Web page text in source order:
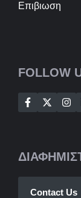
Επιβιωση
FOLLOW
Contact Us